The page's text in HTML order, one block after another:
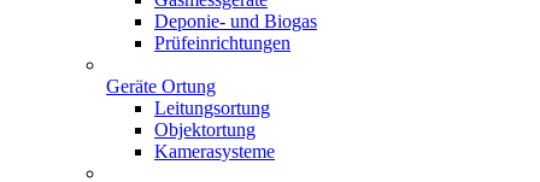
Deponie- und Biogas
Prüfeinrichtungen
Geräte Ortung
Leitungsortung
Objektortung
Kamerasysteme